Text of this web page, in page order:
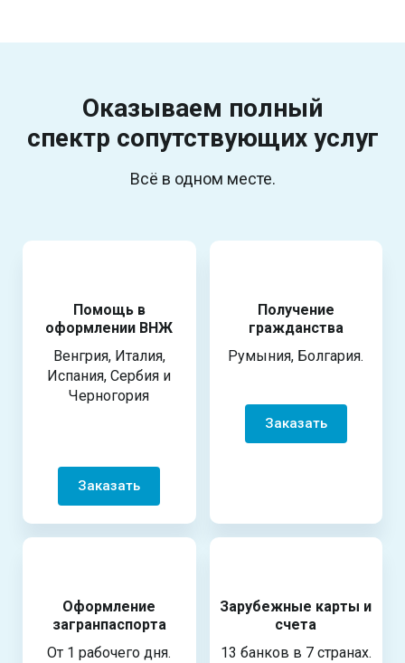
Оказываем полный
спектр сопутствующих услуг
Всё в одном месте.
Помощь в
оформлении ВНЖ
Венгрия, Италия,
Испания, Сербия и
Черногория
Заказать
Получение
гражданства
Румыния, Болгария.
Заказать
Оформление
загранпаспорта
От 1 рабочего дня.
Зарубежные карты и
счета
13 банков в 7 странах.